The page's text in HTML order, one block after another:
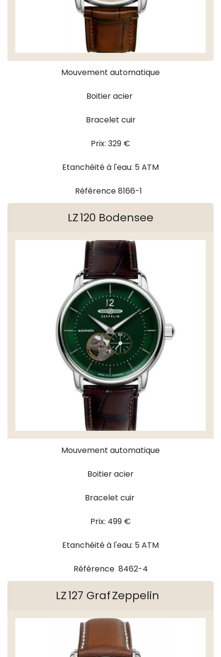
Mouvement automatique
Boitier acier
Bracelet cuir
Prix: 329 €
Etanchéité à l'eau: 5 ATM
Référence 8166-1
LZ 120 Bodensee
Mouvement automatique
Boitier acier
Bracelet cuir
Prix: 499 €
Etanchéité à l'eau: 5 ATM
Référence 8462-4
LZ 127 Graf Zeppelin